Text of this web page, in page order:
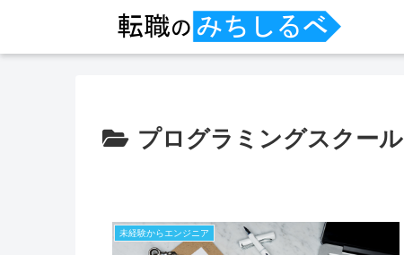
プログラミングスクール
未経験からエンジニア